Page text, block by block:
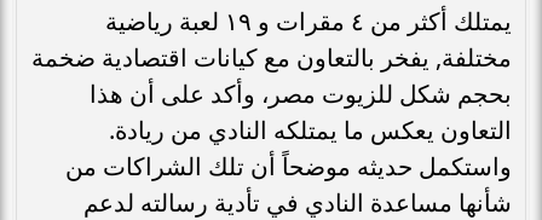
يمتلك أكثر من ٤ مقرات و ١٩ لعبة رياضية
مختلفة, يفخر بالتعاون مع كيانات اقتصادية ضخمة
بحجم شكل للزيوت مصر، وأكد على أن هذا
التعاون يعكس ما يمتلكه النادي من ريادة.
واستكمل حديثه موضحاً أن تلك الشراكات من
شأنها مساعدة النادي في تأدية رسالته لدعم